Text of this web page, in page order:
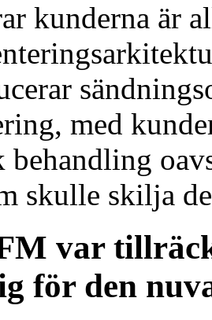
kunderna är
med
behandling
skulle skilja
var
för den